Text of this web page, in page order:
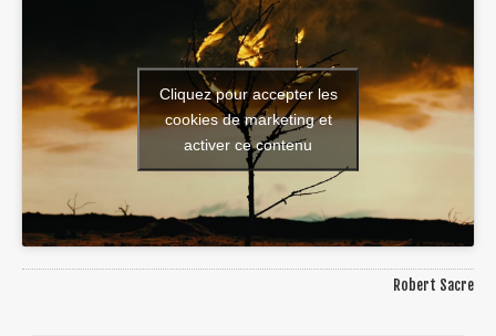
Cliquez pour accepter les
cookies de marketing et
activer ce contenu
Robert Sacre